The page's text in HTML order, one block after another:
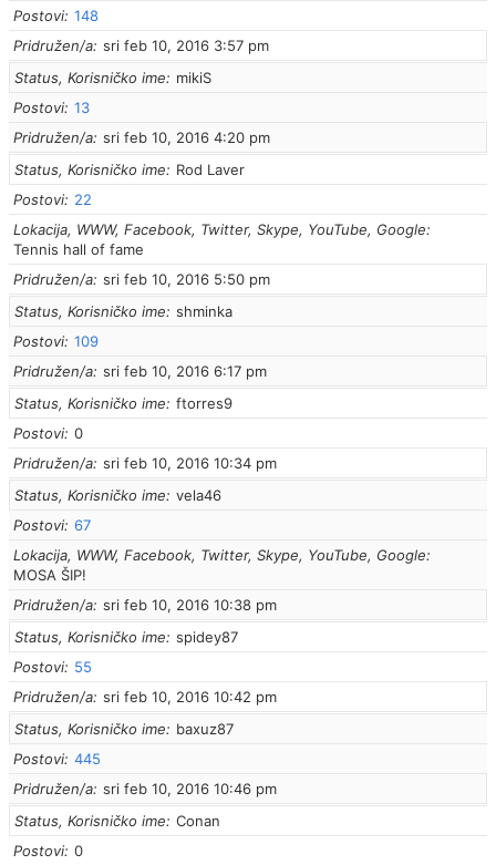
Postovi 148
Pridružen/a sri feb 10, 2016 3:57 pm
Status, Korisničko ime
mikiS
Postovi 13
Pridružen/a sri feb 10, 2016 4:20 pm
Status, Korisničko ime
Rod Laver
Postovi
22
Lokacija, WWW, Facebook, Twitter, Skype, YouTube, Google
Tennis hall of fame
Pridružen/a sri feb 10, 2016 5:50 pm
Status, Korisničko ime
shminka
Postovi 109
Pridružen/a sri feb 10, 2016 6:17 pm
Status, Korisničko ime
ftorres9
Postovi 0
Pridružen/a sri feb 10, 2016 10:34 pm
Status, Korisničko ime
vela46
Postovi 67
Lokacija, WWW, Facebook, Twitter, Skype, YouTube, Google
MOSA ŠIP!
Pridružen/a sri feb 10, 2016 10:38 pm
Status, Korisničko ime
spidey87
Postovi
55
Pridružen/a sri feb 10, 2016 10:42 pm
Status, Korisničko ime
baxuz87
Postovi 445
Pridružen/a sri feb 10, 2016 10:46 pm
Status, Korisničko ime
Conan
Postovi 0